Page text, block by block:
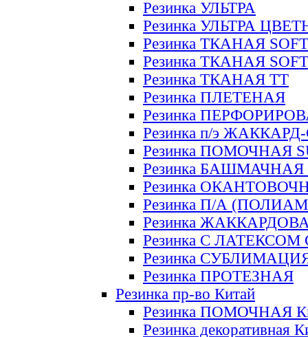
Резинка УЛЬТРА
Резинка УЛЬТРА
Резинка ТКАНАЯ SOFT
Резинка ТКАНАЯ
Резинка ТКАНАЯ ТТ
Резинка ПЛЕТЕНАЯ
Резинка
Резинка п/э
Резинка ПОМОЧНАЯ
Резинка БАШМАЧНАЯ
Резинка
Резинка П/А
Резинка
Резинка С ЛАТЕКСОМ
Резинка
Резинка ПРОТЕЗНАЯ
Резинка пр-во Китай
Резинка ПОМОЧНАЯ
Резинка декоративная